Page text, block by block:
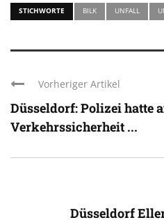
STICHWORTE BILK UNFALL
Vorheriger Artikel
Düsseldorf: Polizei hatte
Verkehrssicherheit ...
Düsseldorf